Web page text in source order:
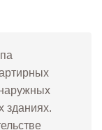
зданиях.